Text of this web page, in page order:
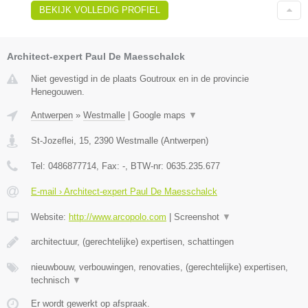
BEKIJK VOLLEDIG PROFIEL
Architect-expert Paul De Maesschalck
Niet gevestigd in de plaats Goutroux en in de provincie
Henegouwen.
Antwerpen » Westmalle | Google maps ▼
St-Jozeflei, 15 2390 Westmalle (Antwerpen)
Tel: 0486877714 , Fax: - , BTW-nr: 0635.235.677
E-mail › Architect-expert Paul De Maesschalck
Website: http://www.arcopolo.com | Screenshot ▼
architectuur, (gerechtelijke) expertisen, schattingen
nieuwbouw, verbouwingen, renovaties, (gerechtelijke) expertisen,
technisch ▼
Er wordt gewerkt op afspraak.